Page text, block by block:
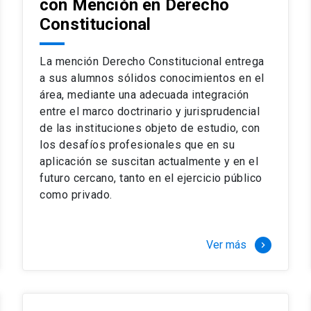
del programa hasta 8 semestres. Los alumnos que
principalmente a extranjeros, que permite concentrar
expectativas profesionales, eligiendo entre una variedad de
de graduación de diciembre a marzo.
complejo y sofisticado ejercicio profesional. La
de nuestros alumnos, tanto nacionales como
especialmente orientado a las necesidades de la
lectivos, seminarios de casos y actualización de
en los problemas legales más complejos.
perfeccionamiento en los conocimientos del área, tanto
compleja de los problemas que enfrenta nuestra
académico como en lo profesional, haciéndote
con Mención en Derecho
Constitucional
La mención Derecho Constitucional entrega
a sus alumnos sólidos conocimientos en el
área, mediante una adecuada integración
entre el marco doctrinario y jurisprudencial
de las instituciones objeto de estudio, con
los desafíos profesionales que en su
aplicación se suscitan actualmente y en el
futuro cercano, tanto en el ejercicio público
como privado.
Ver más keyboard_arrow_right